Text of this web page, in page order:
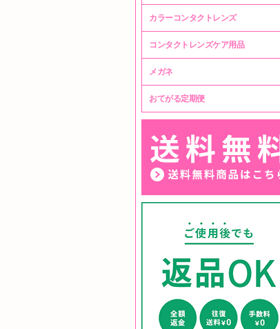
カラーコンタクトレンズ
コンタクトレンズケア用品
メガネ
おてがる定期便